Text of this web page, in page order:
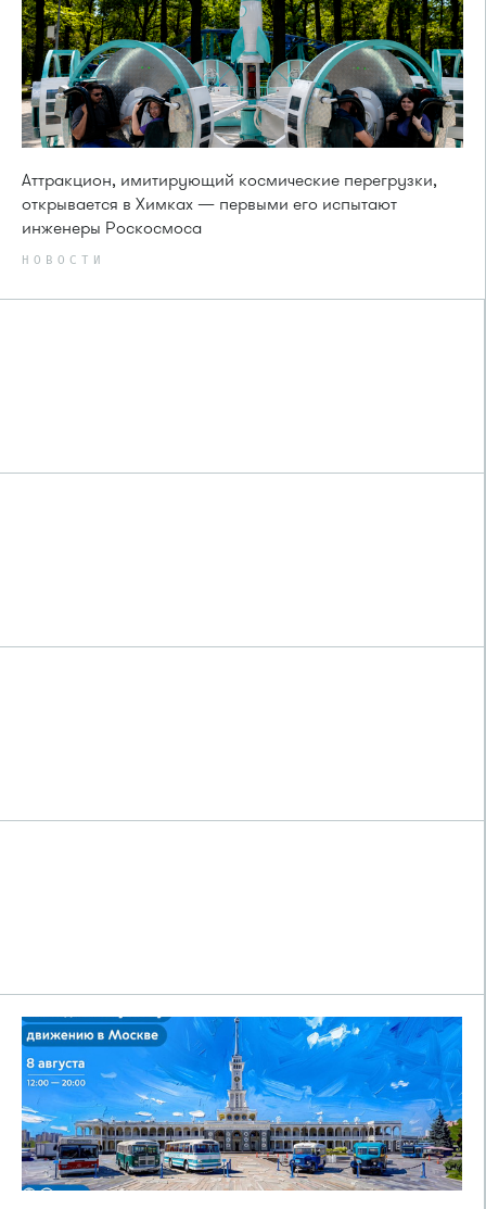
Аттракцион, имитирующий космические перегрузки,
открывается в Химках — первыми его испытают
инженеры Роскосмоса
НОВОСТИ